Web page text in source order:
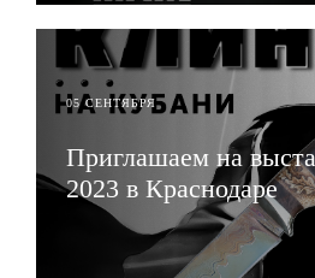
05 СЕНТЯБРЯ
Приглашаем на
2023 в Краснодаре
ЧИТАТЬ